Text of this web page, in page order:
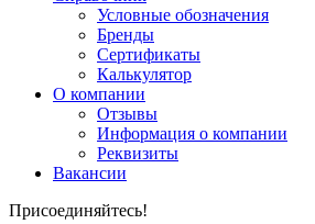
Условные обозначения
Бренды
Сертификаты
Калькулятор
О компании
Отзывы
Информация о компании
Реквизиты
Вакансии
Присоединяйтесь!